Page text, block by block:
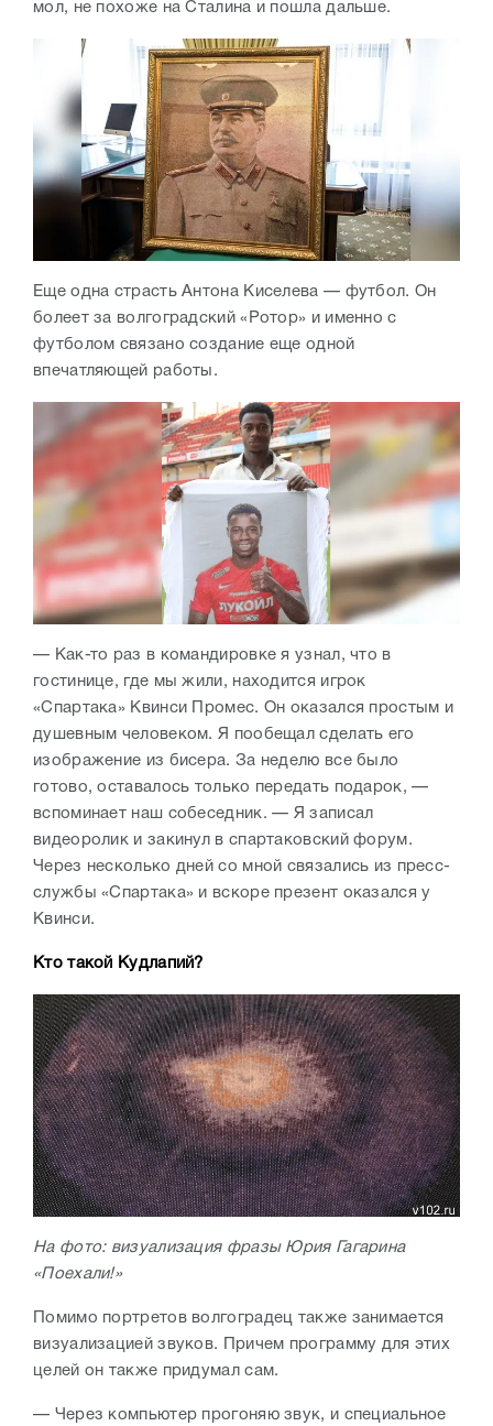
мол, не похоже на Сталина и пошла дальше.
Еще одна страсть Антона Киселева — футбол. Он
болеет за волгоградский «Ротор» и именно с
футболом связано создание еще одной
впечатляющей работы.
— Как-то раз в командировке я узнал, что в
гостинице, где мы жили, находится игрок
«Спартака» Квинси Промес. Он оказался простым и
душевным человеком. Я пообещал сделать его
изображение из бисера. За неделю все было
готово, оставалось только передать подарок, —
вспоминает наш собеседник. — Я записал
видеоролик и закинул в спартаковский форум.
Через несколько дней со мной связались из пресс-
службы «Спартака» и вскоре презент оказался у
Квинси.
Кто такой Кудлапий?
На фото: визуализация фразы Юрия Гагарина
«Поехали!»
Помимо портретов волгоградец также занимается
визуализацией звуков. Причем программу для этих
целей он также придумал сам.
— Через компьютер прогоняю звук, и специальное